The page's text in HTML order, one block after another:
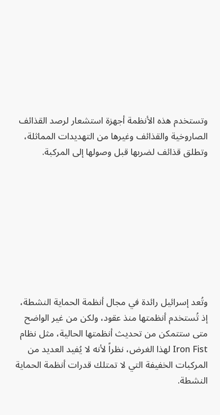
وتستخدم هذه الأنظمة أجهزة استشعار لرصد القذائف
الصاروخية والقذائف وغيرها من التهديدات المماثلة،
وتطلق قذائف لضربها قبل وصولها إلى المركبة.
وتُعد إسرائيل رائدة في مجال أنظمة الحماية النشطة،
إذ تُستخدم أنظمتها منذ عقود، ولكن من غير الواضح
متى ستتمكن من تحديث أنظمتها الحالية، مثل نظام
Iron Fist لهذا الغرض، نظراً لأنه لا يُفيد العديد من
المركبات الخفيفة التي لا تمتلك قدرات أنظمة الحماية
النشطة.